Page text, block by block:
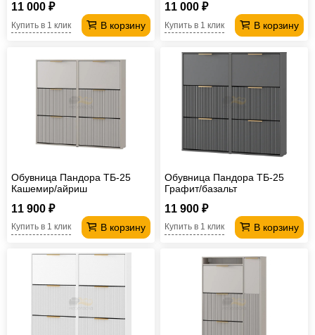
11 000 ₽
В корзину
Купить в 1 клик
11 000 ₽
В корзину
Купить в 1 клик
Обувница Пандора ТБ-25
Кашемир/айриш
11 900 ₽
В корзину
Купить в 1 клик
Обувница Пандора ТБ-25
Графит/базальт
11 900 ₽
В корзину
Купить в 1 клик